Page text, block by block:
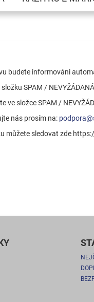
budete informováni
SPAM /
ve složce SPAM /
nás prosím na:
můžete sledovat zde